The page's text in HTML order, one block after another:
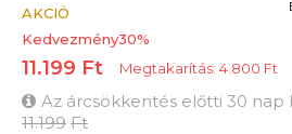
AKCIÓ
Kedvezmény30%
11.199 Ft Megtakarítás: 4.800 Ft
Az árcsökkentés előtti 30 nap
11.199 Ft